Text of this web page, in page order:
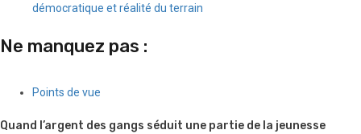
démocratique et réalité du terrain
Ne manquez pas :
Points de vue
Quand l’argent des gangs séduit une partie de la jeunesse